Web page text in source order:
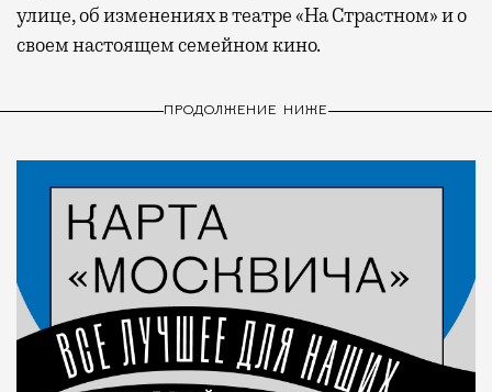
улице, об изменениях в театре «На Страстном» и о
своем настоящем семейном кино.
ПРОДОЛЖЕНИЕ НИЖЕ